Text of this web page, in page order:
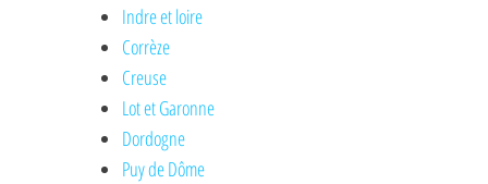
Indre et loire
Corrèze
Creuse
Lot et Garonne
Dordogne
Puy de Dôme